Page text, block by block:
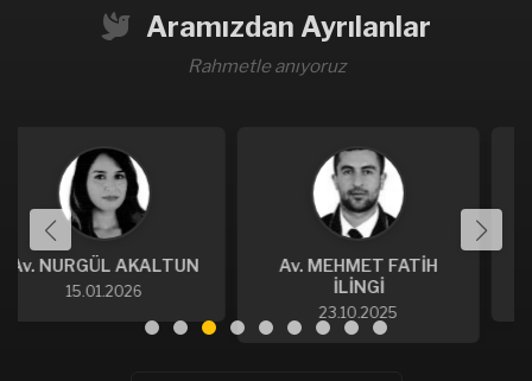
Aramızdan Ayrılanlar
Rahmetle anıyoruz
Av. MEHMET FATİH
Av. MUSTAFA HARTAVİ